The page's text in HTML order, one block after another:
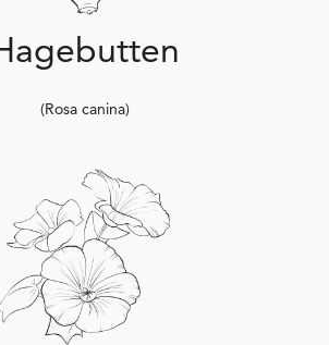
(Rosa canina)